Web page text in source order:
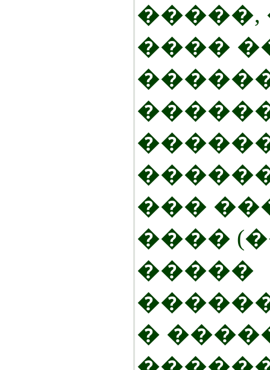
�����,
����
���
����
�����
�